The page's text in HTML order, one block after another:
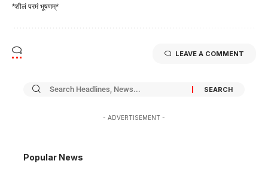
*शीलं परमं भूषणम्*
LEAVE A COMMENT
- ADVERTISEMENT -
Popular News